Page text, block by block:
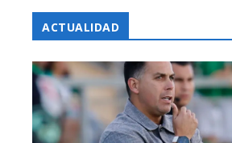
ACTUALIDAD